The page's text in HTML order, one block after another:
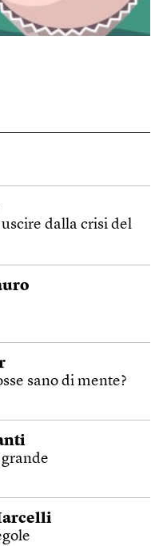
dalla crisi del
sano di mente?